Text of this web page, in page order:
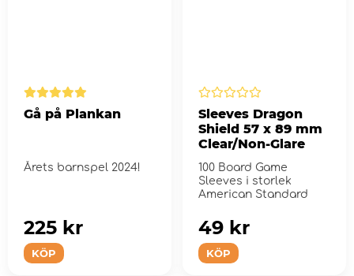
Gå på Plankan
Årets barnspel 2024!
KÖP
225 kr
Sleeves Dragon
Shield 57 x 89 mm
Clear/Non-Glare
100 Board Game
Sleeves i storlek
American Standard
KÖP
49 kr